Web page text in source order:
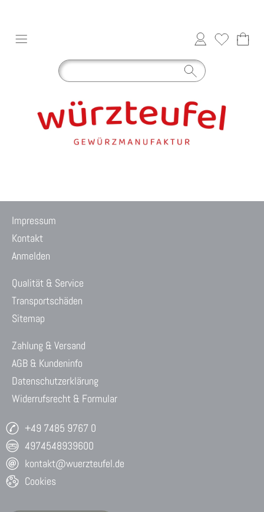
Impressum
Kontakt
Anmelden
Qualität & Service
Transportschäden
Sitemap
Zahlung & Versand
AGB & Kundeninfo
Datenschutzerklärung
Widerrufsrecht & Formular
+49 7485 9767 0
4974548939600
kontakt@wuerzteufel.de
Cookies